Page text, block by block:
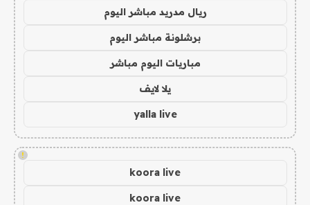
ريال مدريد مباشر اليوم
برشلونة مباشر اليوم
مباريات اليوم مباشر
يلا لايف
yalla live
!
koora live
koora live